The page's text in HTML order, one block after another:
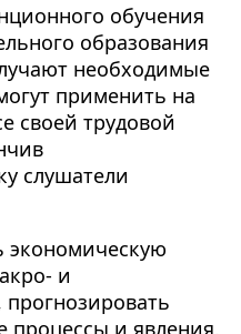
обучения
образования
необходимые
применить на
своей трудовой
слушатели
экономическую
и
процессы и явления,